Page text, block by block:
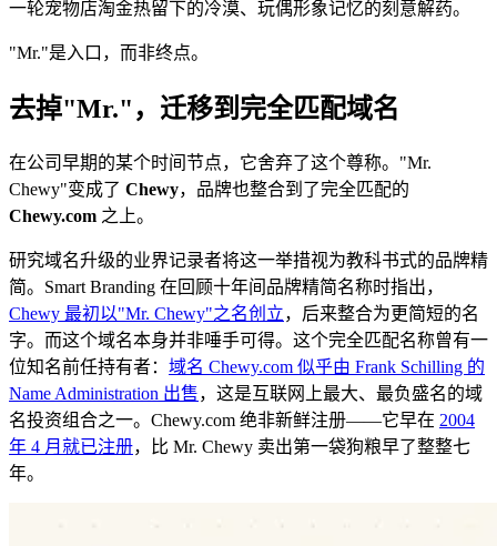
一轮宠物店淘金热留下的冷漠、玩偶形象记忆的刻意解药。
"Mr."是入口，而非终点。
去掉"Mr."，迁移到完全匹配域名
在公司早期的某个时间节点，它舍弃了这个尊称。"Mr.
Chewy"变成了 Chewy，品牌也整合到了完全匹配的
Chewy.com 之上。
研究域名升级的业界记录者将这一举措视为教科书式的品牌精
简。Smart Branding 在回顾十年间品牌精简名称时指出，
Chewy 最初以"Mr. Chewy"之名创立，后来整合为更简短的名
字。而这个域名本身并非唾手可得。这个完全匹配名称曾有一
位知名前任持有者： 域名 Chewy.com 似乎由 Frank Schilling 的
Name Administration 出售，这是互联网上最大、最负盛名的域
名投资组合之一。Chewy.com 绝非新鲜注册——它早在 2004
年 4 月就已注册，比 Mr. Chewy 卖出第一袋狗粮早了整整七
年。